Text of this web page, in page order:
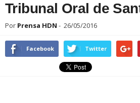
Tribunal Oral de
Por Prensa HDN - 26/05/2016
Facebook Twitter